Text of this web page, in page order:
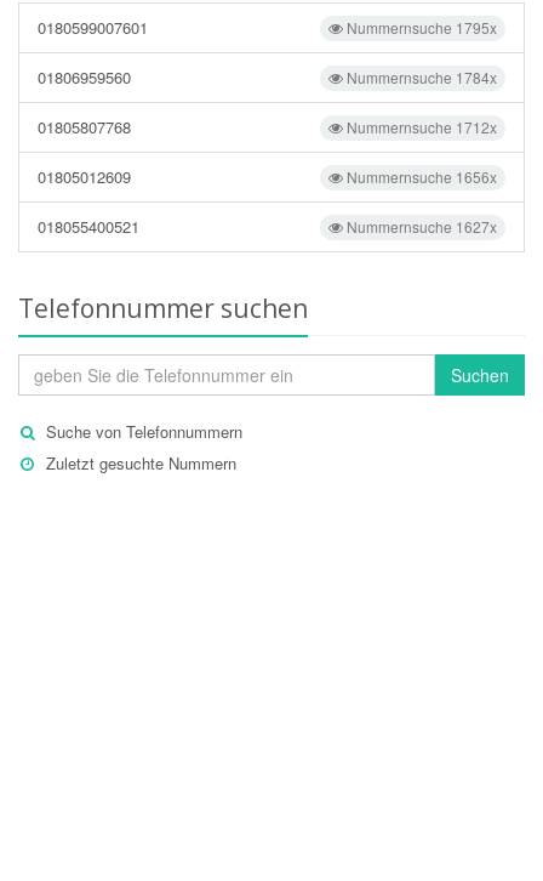
Nummernsuche 1795x
0180599007601
Nummernsuche 1784x
01806959560
Nummernsuche 1712x
01805807768
Nummernsuche 1656x
01805012609
Nummernsuche 1627x
018055400521
Telefonnummer suchen
Suchen
Suche von Telefonnummern
Zuletzt gesuchte Nummern